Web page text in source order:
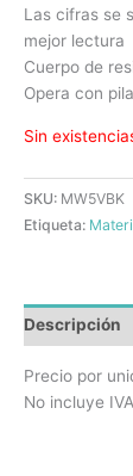
Las cifras se
mejor lectura
Cuerpo de
Opera con
Sin
SKU: MW5VBK
Etiqueta:
Descripción
Precio por
No incluye IVA